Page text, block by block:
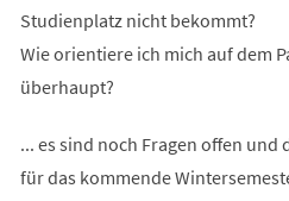
Studienplatz nicht bekommt?
Wie orientiere ich mich auf dem
überhaupt?
... es sind noch Fragen offen und
für das kommende